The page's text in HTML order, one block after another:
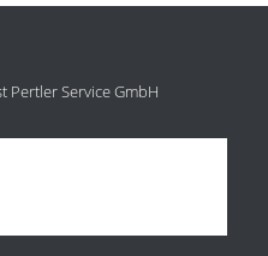
Pertler Service GmbH